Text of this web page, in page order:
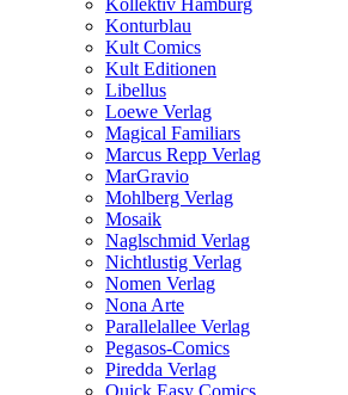
Kollektiv Hamburg
Konturblau
Kult Comics
Kult Editionen
Libellus
Loewe Verlag
Magical Familiars
Marcus Repp Verlag
MarGravio
Mohlberg Verlag
Mosaik
Naglschmid Verlag
Nichtlustig Verlag
Nomen Verlag
Nona Arte
Parallelallee Verlag
Pegasos-Comics
Piredda Verlag
Quick Easy Comics